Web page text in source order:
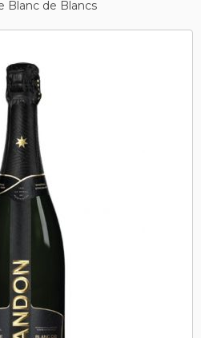
Blanc de Blancs